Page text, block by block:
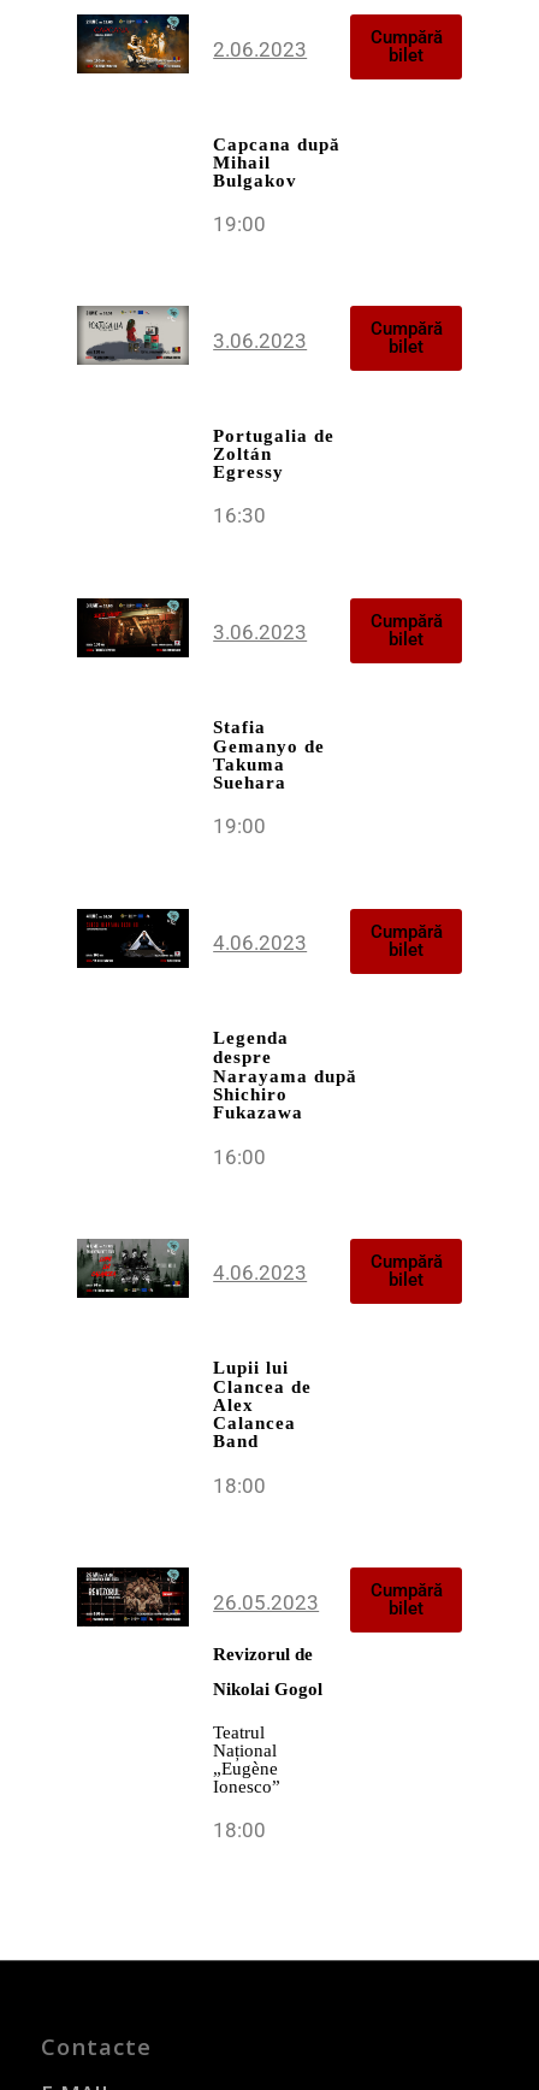
2.06.2023
Capcanadupă
Mihail
Bulgakov
19:00
Cumpără
bilet
3.06.2023
Portugaliade
Zoltán
Egressy
16:30
Cumpără
bilet
3.06.2023
Stafia
Gemanyode
Takuma
Suehara
19:00
Cumpără
bilet
4.06.2023
Legenda
despre
Narayamadupă
Shichiro
Fukazawa
16:00
Cumpără
bilet
4.06.2023
Lupii lui
Clancea de
Alex
Calancea
Band
18:00
Cumpără
bilet
26.05.2023
Revizorul de
Nikolai Gogol
Teatrul
Național
„Eugène
Ionesco”
18:00
Cumpără
bilet
Contacte